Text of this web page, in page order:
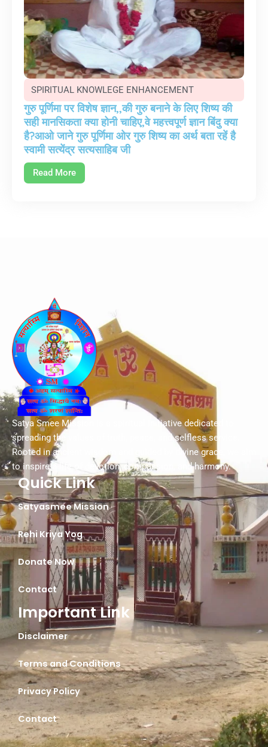
SPIRITUAL KNOWLEGE ENHANCEMENT
गुरु पूर्णिमा पर विशेष ज्ञान,,की गुरु बनाने के लिए शिष्य की
सही मानसिकता क्या होनी चाहिए,वे महत्त्वपूर्ण ज्ञान बिंदु क्या
है?आओ जाने गुरु पूर्णिमा ओर गुरु शिष्य का अर्थ बता रहें है
स्वामी सत्येंद्र सत्यसाहिब जी
Read More
Satya Smee Mission is a spiritual initiative dedicated to
spreading the values of truth, peace, and selfless service.
Rooted in ancient wisdom and guided by divine grace, we aim
to inspire a life of devotion, compassion, and harmony.
Quick Link
Satyasmee Mission
Rehi Kriya Yog
Donate Now
Contact
Important Link
Disclaimer
Terms and Conditions
Privacy Policy
Contact